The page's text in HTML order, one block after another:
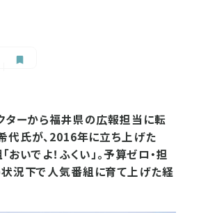
ターから福井県の広報担当に転
代氏が、2016年に立ち上げた
いでよ！ふくい」。予算ゼロ・担
況下で人気番組に育て上げた経